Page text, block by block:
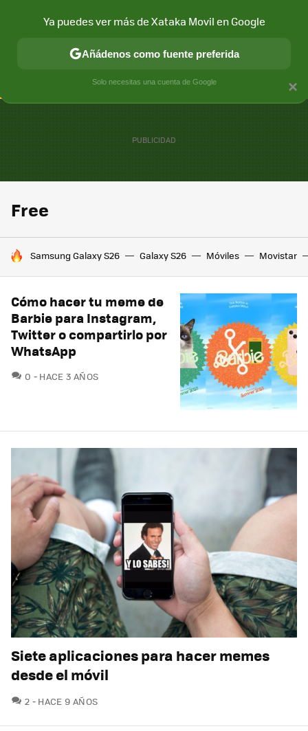
CONECTIVIDAD MÓVIL Y SOCIEDAD APLICACIONES
Free
HOY SE HABLA DE
Samsung Galaxy S26 Galaxy S26 Móviles Movistar
Cómo hacer tu meme de
Barbie para Instagram,
Twitter o compartirlo por
WhatsApp
0 COMENTARIOS
HACE 3 AÑOS
Siete aplicaciones para hacer memes
desde el móvil
2 COMENTARIOS
HACE 9 AÑOS
×
Ya puedes ver más de Xataka Movil en Google
Añádenos como fuente preferida
Solo necesitas una cuenta de Google